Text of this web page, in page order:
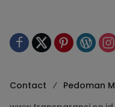
Contact Pedoman